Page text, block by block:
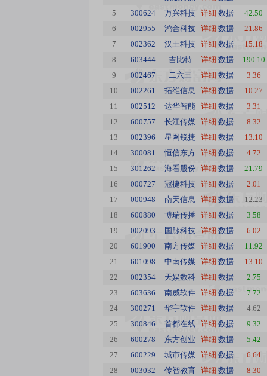
5
300624 万兴科技 详细 数据
42.50
6
002955 鸿合科技 详细 数据
21.86
7
002362 汉王科技 详细 数据
15.18
8
603444 吉比特 详细 数据
190.10
9
002467 二六三 详细 数据
3.36
10
002261 拓维信息 详细 数据
10.27
11
002512 达华智能 详细 数据
3.31
12
600757 长江传媒 详细 数据
8.32
13
002396 星网锐捷 详细 数据
13.10
14
300081 恒信东方 详细 数据
4.72
15
301262 海看股份 详细 数据
21.79
16
000727 冠捷科技 详细 数据
2.01
17
000948 南天信息 详细 数据
12.23
18
600880 博瑞传播 详细 数据
3.58
19
002093 国脉科技 详细 数据
6.02
20
601900 南方传媒 详细 数据
11.92
21
601098 中南传媒 详细 数据
13.10
22
002354 天娱数科 详细 数据
2.75
23
603636 南威软件 详细 数据
7.72
24
300271 华宇软件 详细 数据
4.62
25
300846 首都在线 详细 数据
9.32
26
600278 东方创业 详细 数据
5.42
27
600229 城市传媒 详细 数据
6.64
28
003032 传智教育 详细 数据
8.30